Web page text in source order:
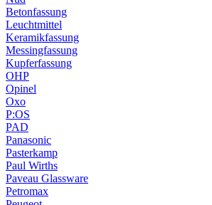
Betonfassung
Leuchtmittel
Keramikfassung
Messingfassung
Kupferfassung
OHP
Opinel
Oxo
P:OS
PAD
Panasonic
Pasterkamp
Paul Wirths
Paveau Glassware
Petromax